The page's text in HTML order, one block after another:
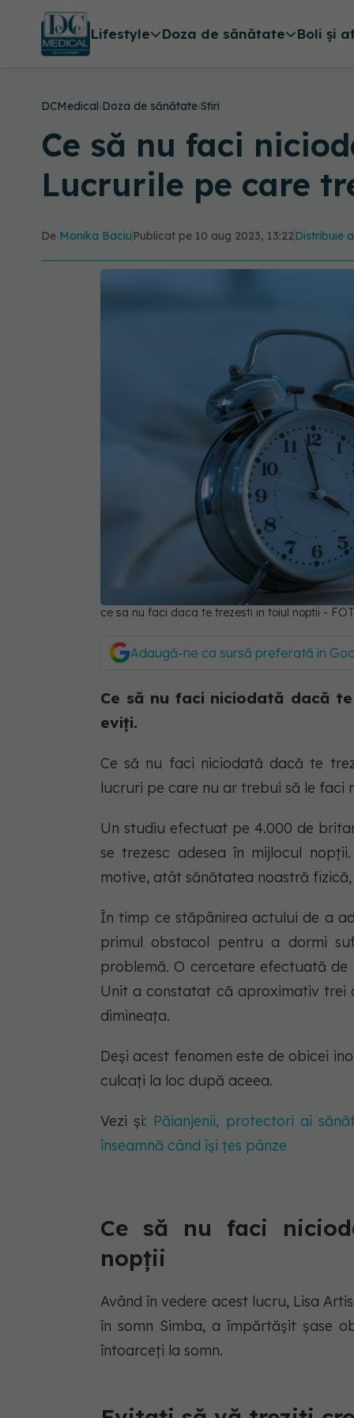
Lifestyle Doza de sănătate Boli și
DCMedical›Doza de sănătate›Stiri
Ce să nu faci
Lucrurile pe care
De Monika Baciu Publicat pe 10 aug 2023, 13:22Distribuie
ce sa nu faci daca te trezesti in toiul noptii -
Adaugă-ne ca sursă preferată în
Ce să nu faci niciodată dacă
eviți.
Ce să nu faci niciodată dacă te
lucruri pe care nu ar trebui să le faci
Un studiu efectuat pe 4.000 de
se trezesc adesea în mijlocul
motive, atât sănătatea noastră
În timp ce stăpânirea actului de a
primul obstacol pentru a dormi
problemă. O cercetare efectuată
Unit a constatat că aproximativ trei
dimineața.
Deși acest fenomen este de obicei
culcați la loc după aceea.
Vezi și: Păianjenii, protectori ai
înseamnă când își țes pânze
Ce să nu faci
nopții
Având în vedere acest lucru, Lisa
în somn Simba, a împărtășit șase
întoarceți la somn.